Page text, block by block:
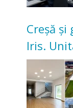
Creșă
Iris.
pentru